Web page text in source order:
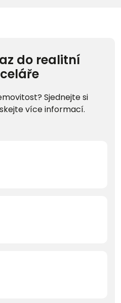
do realitní
Sjednejte si
více informací.